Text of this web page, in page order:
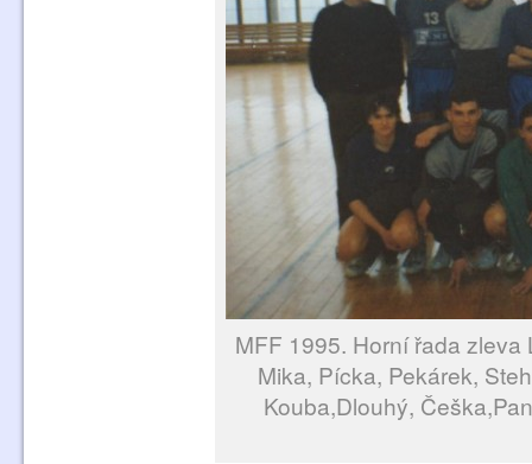
MFF 1995. Horní řada zleva
Mika, Pícka, Pekárek,
Kouba,Dlouhý,